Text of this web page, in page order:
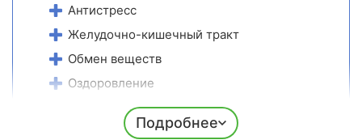
Антистресс
Желудочно-кишечный тракт
Обмен веществ
Оздоровление
Опорно-двигательный аппарат
Похудение
Подробнее